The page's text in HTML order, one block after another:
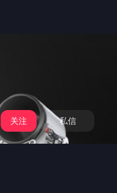
私信
关注